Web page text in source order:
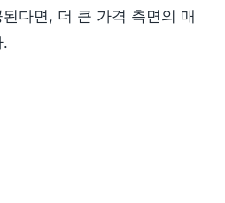
다면, 더 큰 가격 측면의 매
.